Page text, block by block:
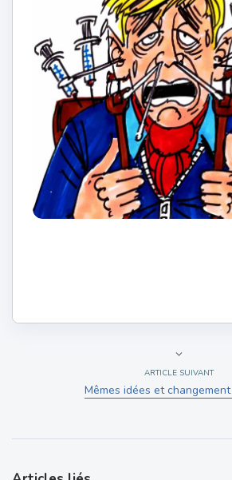
ARTICLE SUIVANT
Mêmes idées et